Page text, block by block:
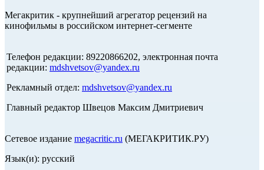
Мегакритик - крупнейший агрегатор рецензий на
кинофильмы в российском интернет-сегменте
Телефон редакции: 89220866202, электронная почта
редакции: mdshvetsov@yandex.ru
Рекламный отдел: mdshvetsov@yandex.ru
Главный редактор Швецов Максим Дмитриевич
Сетевое издание megacritic.ru (МЕГАКРИТИК.РУ)
Язык(и): русский